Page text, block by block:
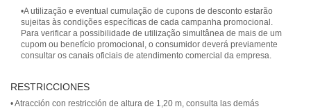
•A utilização e eventual cumulação de cupons de desconto estarão
sujeitas às condições específicas de cada campanha promocional.
Para verificar a possibilidade de utilização simultânea de mais de um
cupom ou benefício promocional, o consumidor deverá previamente
consultar os canais oficiais de atendimento comercial da empresa.
RESTRICCIONES
• Atracción con restricción de altura de 1,20 m, consulta las demás